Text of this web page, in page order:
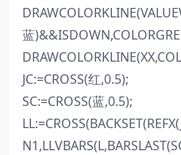
蓝
JC:=CROSS(红,0.5);
SC:=CROSS(蓝,0.5);